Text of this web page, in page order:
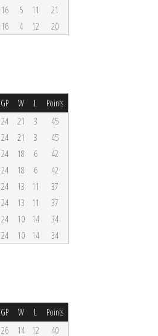
16 5 11
21
16 4 12 20
GP W L Points
24 21 3
45
24 21 3
45
24 18 6
42
24 18 6
42
24 13 11
37
24 13 11
37
24 10 14
34
24 10 14 34
GP W L Points
26 14 12
40